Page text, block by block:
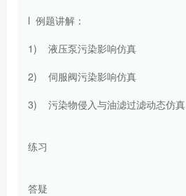
l 例题讲解：
1) 液压泵污染影响仿真
2) 伺服阀污染影响仿真
3) 污染物侵入与油滤过滤动态仿真
练习
答疑